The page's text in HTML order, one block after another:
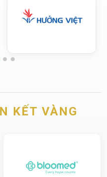
KẾT VÀNG